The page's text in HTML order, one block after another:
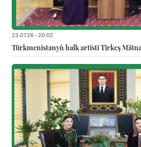
23.07.26 - 20:02
Türkmenistanyň halk artisti Tirkeş